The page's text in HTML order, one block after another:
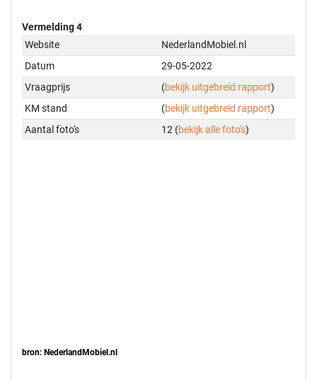
Vermelding 4
Website
NederlandMobiel.nl
Datum
29-05-2022
Vraagprijs
(bekijk uitgebreid rapport)
KM stand
(bekijk uitgebreid rapport)
Aantal foto's
12 (bekijk alle foto's)
bron: NederlandMobiel.nl